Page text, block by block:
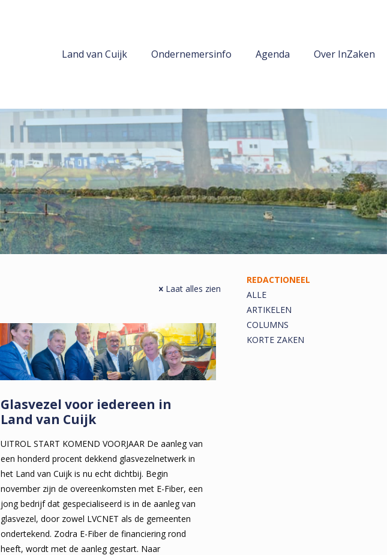
Land van Cuijk Ondernemersinfo Agenda Over InZaken
Laat alles zien
Glasvezel voor iedereen in
Land van Cuijk
UITROL START KOMEND VOORJAAR De aanleg van
een honderd procent dekkend glasvezelnetwerk in
het Land van Cuijk is nu echt dichtbij. Begin
november zijn de overeenkomsten met E-Fiber, een
jong bedrijf dat gespecialiseerd is in de aanleg van
glasvezel, door zowel LVCNET als de gemeenten
ondertekend. Zodra E-Fiber de financiering rond
heeft, wordt met de aanleg gestart. Naar
REDACTIONEEL
ALLE
ARTIKELEN
COLUMNS
KORTE ZAKEN